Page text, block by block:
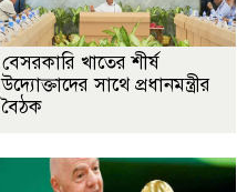
বেসরকারি খাতের শীর্ষ
উদ্যোক্তাদের সাথে প্রধানমন্ত্রীর
বৈঠক